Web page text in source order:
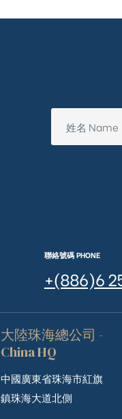
聯絡號碼 PHONE
+(886)6
大陸珠海總公司 -
China HQ
中國廣東省珠海市紅旗
鎮珠海大道北側